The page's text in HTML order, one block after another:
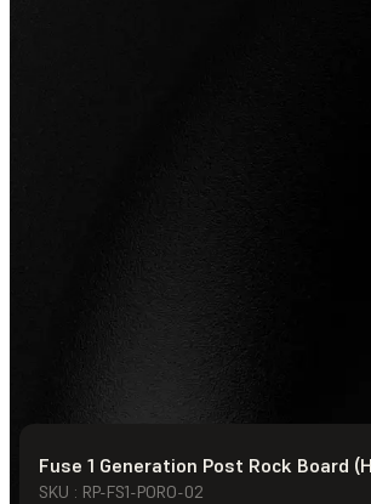
Fuse 1 Generation Post Rock Board
SKU : RP-FS1-PORO-02
© Formlabs2026